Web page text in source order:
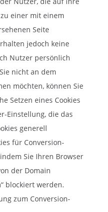
einer mit einem
Seite
jedoch keine
Nutzer persönlich
nicht an dem
möchten, können Sie
Setzen eines Cookies
Einstellung, die das
generell
für Conversion-
Sie Ihren Browser
der Domain
blockiert werden.
zum Conversion-